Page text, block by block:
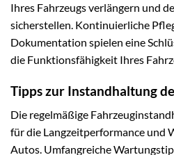
Ihres Fahrzeugs verlängern und
sicherstellen. Kontinuierliche
Dokumentation spielen eine
die Funktionsfähigkeit Ihres
Tipps zur Instandhaltung
Die regelmäßige
für die Langzeitperformance und
Autos. Umfangreiche